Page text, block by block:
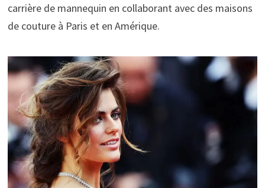
carrière de mannequin en collaborant avec des maisons
de couture à Paris et en Amérique.